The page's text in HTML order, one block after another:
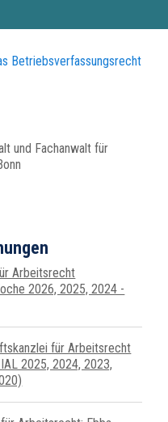
Betriebsverfassungsrecht
und Fachanwalt für
Arbeitsrecht
2026, 2025, 2024 -
für Arbeits­recht
2025, 2024, 2023,